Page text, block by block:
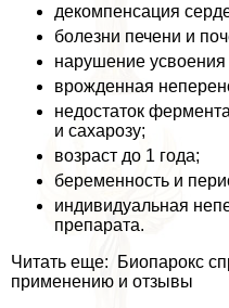
декомпенсация
болезни печени и
нарушение усвоения
врожденная
недостаток
и сахарозу;
возраст до 1 года;
беременность и
индивидуальная
препарата.
Читать еще: Биопарокс
применению и отзывы